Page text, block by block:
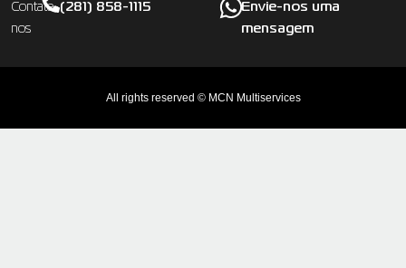
Contate-
nos
(281) 858-1115
Envie-nos uma
mensagem
All rights reserved © MCN Multiservices